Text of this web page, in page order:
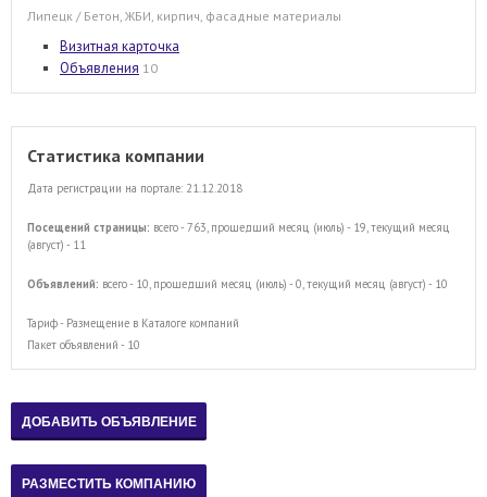
Липецк / Бетон, ЖБИ, кирпич, фасадные материалы
Визитная карточка
Объявления 10
Статистика компании
Дата регистрации на портале: 21.12.2018
Посещений страницы: всего - 763, прошедший месяц (июль) - 19, текущий месяц
(август) - 11
Объявлений: всего - 10, прошедший месяц (июль) - 0, текущий месяц (август) - 10
Тариф - Размещение в Каталоге компаний
Пакет объявлений - 10